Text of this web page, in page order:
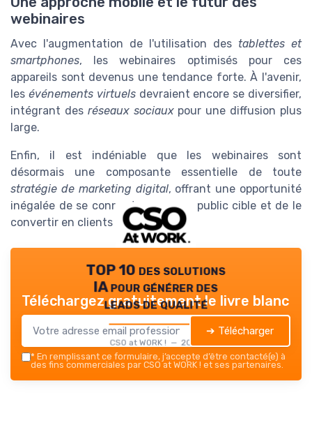
webinaires
Avec l'augmentation de l'utilisation des tablettes et
smartphones, les webinaires optimisés pour ces
appareils sont devenus une tendance forte. À l'avenir,
les événements virtuelsdevraient encore se diversifier,
intégrant des réseaux sociauxpour une diffusion plus
large.
Enfin, il est indéniable que les webinaires sont
désormais une composante essentielle de toute
stratégie de marketing digital, offrant une opportunité
inégalée de se connecter avec un public cible et de le
convertir en clients fidèles.
TOP 10 des solutions
IA pour générer des
leads de qualité
CSO at WORK ! — 2026
Téléchargez gratuitement le livre blanc
➔ Télécharger
* En remplissant ce formulaire, j’accepte d’être contacté(e) à
des fins commerciales par CSO at WORK ! et ses partenaires.